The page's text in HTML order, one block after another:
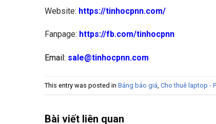
Website: https://tinhocpnn.com/
Fanpage: https://fb.com/tinhocpnn
Email: sale@tinhocpnn.com
This entry was posted in Bảng báo giá Cho thuê laptop -
Bài viết liên quan